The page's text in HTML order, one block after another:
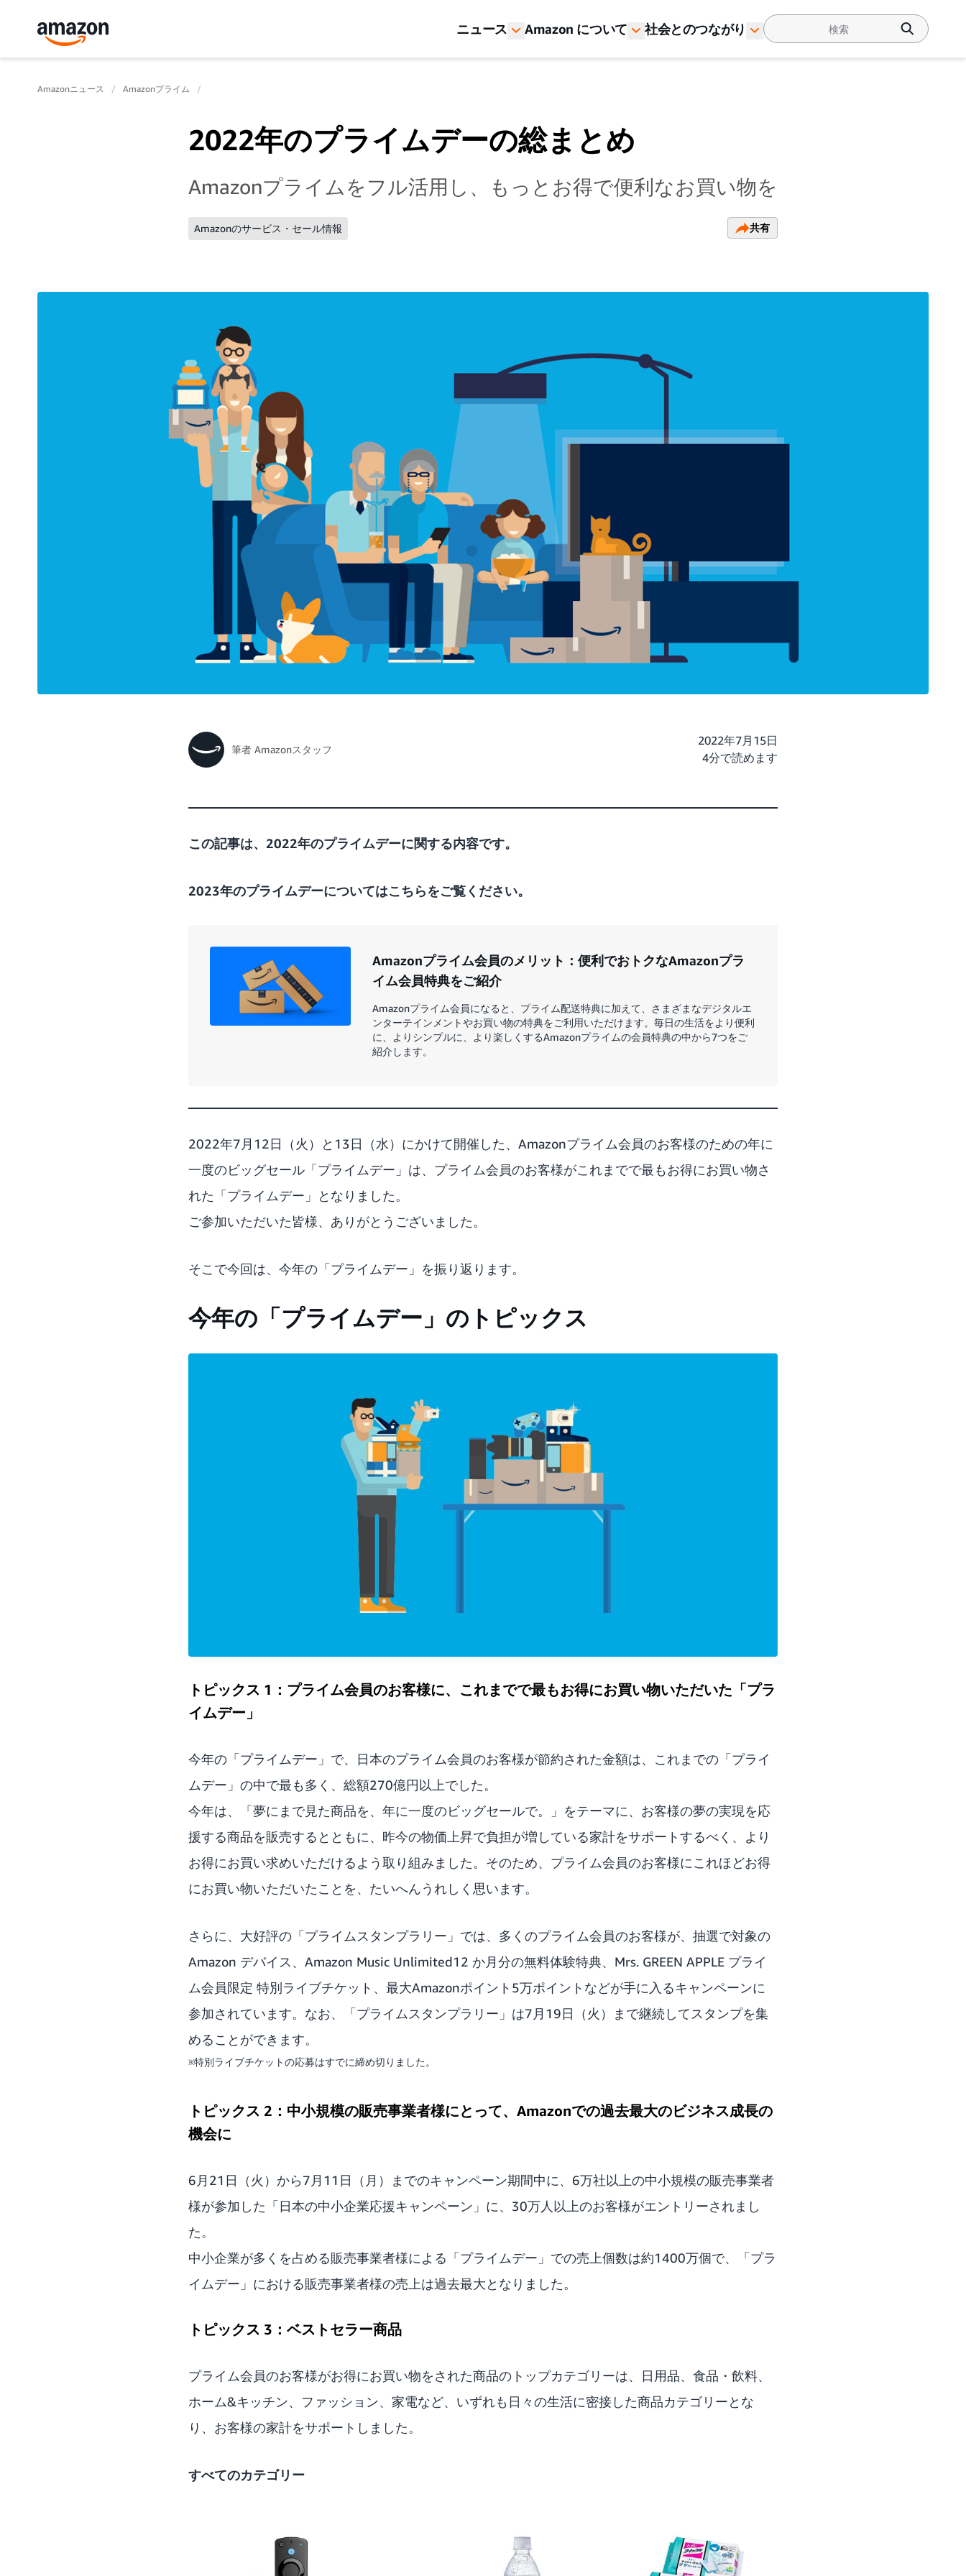
ニュース Amazon について 社会とのつながり
Amazonニュース Amazonプライム
2022年のプライムデーの総まとめ
Amazonプライムをフル活用し、もっとお得で便利なお買い物を
Amazonのサービス・セール情報 共有
筆者 Amazonスタッフ
2022年7月15日
4分で読めます
この記事は、2022年のプライムデーに関する内容です。
2023年のプライムデーについてはこちらをご覧ください。
Amazonプライム会員のメリット：便利でおトクなAmazonプラ
イム会員特典をご紹介
Amazonプライム会員になると、プライム配送特典に加えて、さまざまなデジタルエ
ンターテインメントやお買い物の特典をご利用いただけます。毎日の生活をより便利
に、よりシンプルに、より楽しくするAmazonプライムの会員特典の中から7つをご
紹介します。
2022年7月12日（火）と13日（水）にかけて開催した、Amazonプライム会員のお客様のための年に
一度のビッグセール「プライムデー」は、プライム会員のお客様がこれまでで最もお得にお買い物さ
れた「プライムデー」となりました。
ご参加いただいた皆様、ありがとうございました。
そこで今回は、今年の「プライムデー」を振り返ります。
今年の「プライムデー」のトピックス
トピックス 1：プライム会員のお客様に、これまでで最もお得にお買い物いただいた「プラ
イムデー」
今年の「プライムデー」で、日本のプライム会員のお客様が節約された金額は、これまでの「プライ
ムデー」の中で最も多く、総額270億円以上でした。
今年は、「夢にまで見た商品を、年に一度のビッグセールで。」をテーマに、お客様の夢の実現を応
援する商品を販売するとともに、昨今の物価上昇で負担が増している家計をサポートするべく、より
お得にお買い求めいただけるよう取り組みました。そのため、プライム会員のお客様にこれほどお得
にお買い物いただいたことを、たいへんうれしく思います。
さらに、大好評の「プライムスタンプラリー」では、多くのプライム会員のお客様が、抽選で対象の
Amazon デバイス、Amazon Music Unlimited12 か月分の無料体験特典、Mrs. GREEN APPLE プライ
ム会員限定 特別ライブチケット、最大Amazonポイント5万ポイントなどが手に入るキャンペーンに
参加されています。なお、「プライムスタンプラリー」は7月19日（火）まで継続してスタンプを集
めることができます。
※特別ライブチケットの応募はすでに締め切りました。
トピックス 2：中小規模の販売事業者様にとって、Amazonでの過去最大のビジネス成長の
機会に
6月21日（火）から7月11日（月）までのキャンペーン期間中に、6万社以上の中小規模の販売事業者
様が参加した「日本の中小企業応援キャンペーン」に、30万人以上のお客様がエントリーされまし
た。
中小企業が多くを占める販売事業者様による「プライムデー」での売上個数は約1400万個で、「プラ
イムデー」における販売事業者様の売上は過去最大となりました。
トピックス 3：ベストセラー商品
プライム会員のお客様がお得にお買い物をされた商品のトップカテゴリーは、日用品、食品・飲料、
ホーム&キッチン、ファッション、家電など、いずれも日々の生活に密接した商品カテゴリーとな
り、お客様の家計をサポートしました。
すべてのカテゴリー